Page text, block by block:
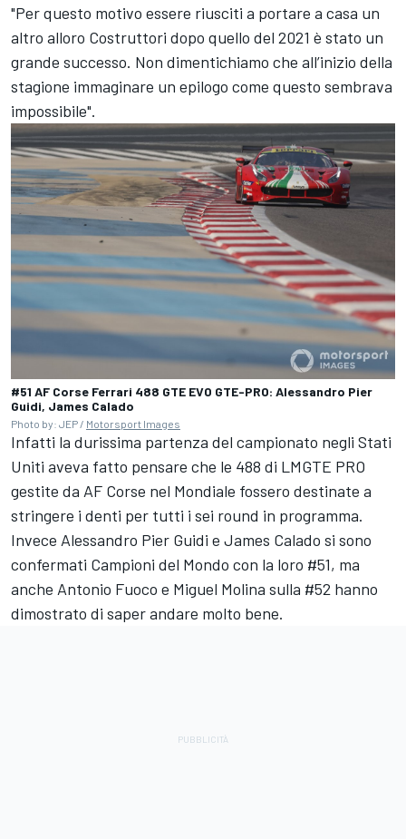
"Per questo motivo essere riusciti a portare a casa un
altro alloro Costruttori dopo quello del 2021 è stato un
grande successo. Non dimentichiamo che all’inizio della
stagione immaginare un epilogo come questo sembrava
impossibile".
#51 AF Corse Ferrari 488 GTE EVO GTE-PRO: Alessandro Pier
Guidi, James Calado
Photo by: JEP / Motorsport Images
Infatti la durissima partenza del campionato negli Stati
Uniti aveva fatto pensare che le 488 di LMGTE PRO
gestite da AF Corse nel Mondiale fossero destinate a
stringere i denti per tutti i sei round in programma.
Invece Alessandro Pier Guidi e James Calado si sono
confermati Campioni del Mondo con la loro #51, ma
anche Antonio Fuoco e Miguel Molina sulla #52 hanno
dimostrato di saper andare molto bene.